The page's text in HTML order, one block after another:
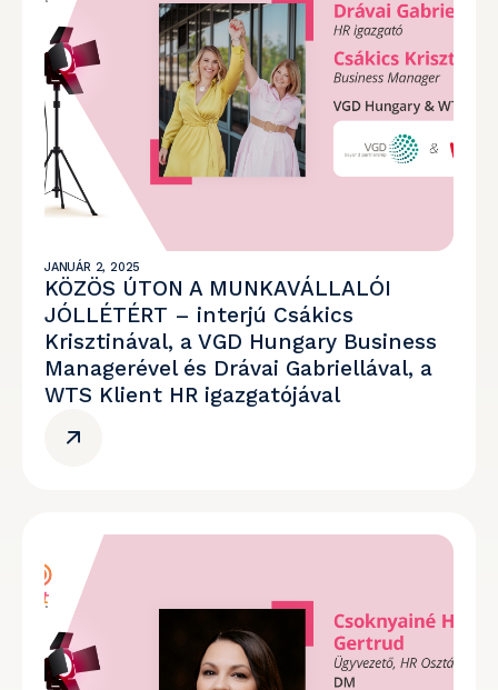
JANUÁR 2, 2025
KÖZÖS ÚTON A MUNKAVÁLLALÓI
JÓLLÉTÉRT – interjú Csákics
Krisztinával, a VGD Hungary Business
Managerével és Drávai Gabriellával, a
WTS Klient HR igazgatójával